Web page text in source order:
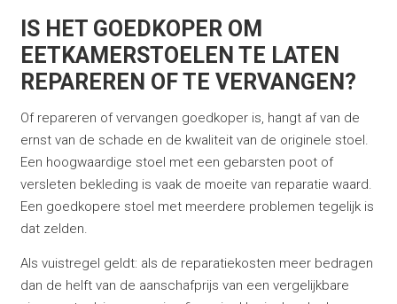
IS HET GOEDKOPER OM
EETKAMERSTOELEN TE LATEN
REPAREREN OF TE VERVANGEN?
Of repareren of vervangen goedkoper is, hangt af van de
ernst van de schade en de kwaliteit van de originele stoel.
Een hoogwaardige stoel met een gebarsten poot of
versleten bekleding is vaak de moeite van reparatie waard.
Een goedkopere stoel met meerdere problemen tegelijk is
dat zelden.
Als vuistregel geldt: als de reparatiekosten meer bedragen
dan de helft van de aanschafprijs van een vergelijkbare